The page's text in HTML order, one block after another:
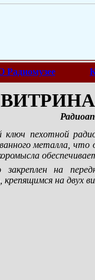
Радиомузее
ВИТРИНА
ключ пехотной
металла,
на
крепящимся на двух